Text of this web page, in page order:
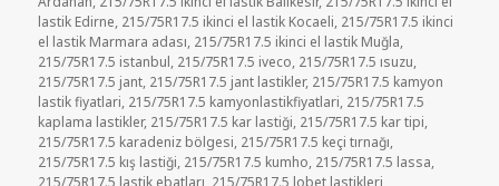
lastik Edirne, 215/75R17.5 ikinci el lastik Kocaeli, 215/75R17.5 ikinci
el lastik Marmara adası, 215/75R17.5 ikinci el lastik Muğla,
215/75R17.5 istanbul, 215/75R17.5 iveco, 215/75R17.5 ısuzu,
215/75R17.5 jant, 215/75R17.5 jant lastikler, 215/75R17.5 kamyon
lastik fiyatlari, 215/75R17.5 kamyonlastikfiyatlari, 215/75R17.5
kaplama lastikler, 215/75R17.5 kar lastiği, 215/75R17.5 kar tipi,
215/75R17.5 karadeniz bölgesi, 215/75R17.5 keçi tırnağı,
215/75R17.5 kış lastiği, 215/75R17.5 kumho, 215/75R17.5 lassa,